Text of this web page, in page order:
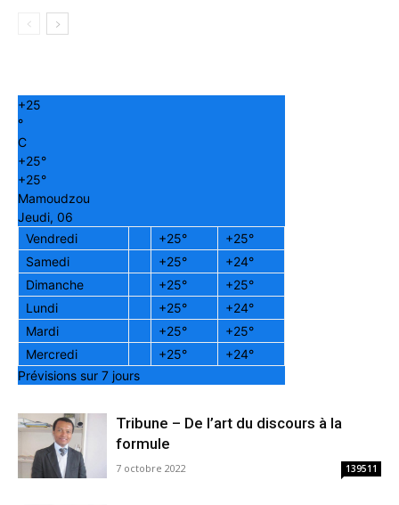
+25
°
C
+25°
+25°
Mamoudzou
Jeudi, 06
Vendredi
+25° +25°
Samedi
+25° +24°
Dimanche
+25° +25°
Lundi
+25° +24°
Mardi
+25° +25°
Mercredi
+25° +24°
Prévisions sur 7 jours
Tribune – De l’art du discours à la
formule
7 octobre 2022 139511